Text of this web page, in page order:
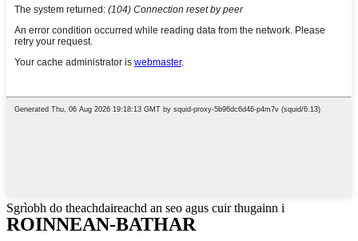
Sgrìobh do theachdaireachd an seo agus cuir thugainn i
ROINNEAN-BATHAR